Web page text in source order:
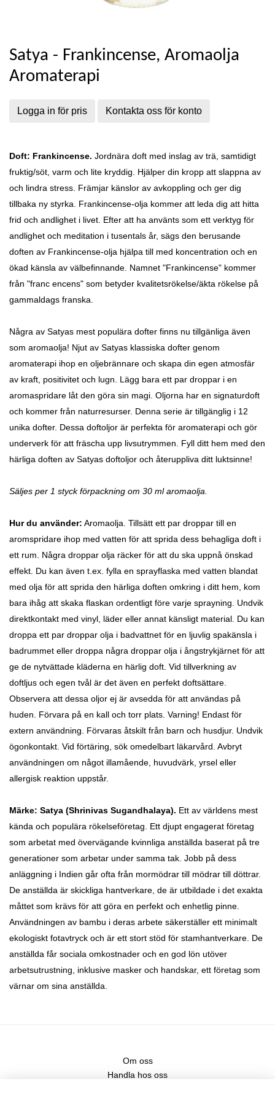
Satya - Frankincense, Aromaolja
Aromaterapi
Logga in för pris Kontakta oss för konto
Doft: Frankincense. Jordnära doft med inslag av trä, samtidigt
fruktig/söt, varm och lite kryddig. Hjälper din kropp att slappna av
och lindra stress. Främjar känslor av avkoppling och ger dig
tillbaka ny styrka. Frankincense-olja kommer att leda dig att hitta
frid och andlighet i livet. Efter att ha använts som ett verktyg för
andlighet och meditation i tusentals år, sägs den berusande
doften av Frankincense-olja hjälpa till med koncentration och en
ökad känsla av välbefinnande. Namnet "Frankincense" kommer
från "franc encens" som betyder kvalitetsrökelse/äkta rökelse på
gammaldags franska.
Några av Satyas mest populära dofter finns nu tillgänliga även
som aromaolja! Njut av Satyas klassiska dofter genom
aromaterapi ihop en oljebrännare och skapa din egen atmosfär
av kraft, positivitet och lugn. Lägg bara ett par droppar i en
aromaspridare låt den göra sin magi. Oljorna har en signaturdoft
och kommer från naturresurser. Denna serie är tillgänglig i 12
unika dofter. Dessa doftoljor är perfekta för aromaterapi och gör
underverk för att fräscha upp livsutrymmen. Fyll ditt hem med den
härliga doften av Satyas doftoljor och återuppliva ditt luktsinne!
Säljes per 1 styck förpackning om 30 ml aromaolja.
Hur du använder: Aromaolja. Tillsätt ett par droppar till en
aromspridare ihop med vatten för att sprida dess behagliga doft i
ett rum. Några droppar olja räcker för att du ska uppnå önskad
effekt. Du kan även t.ex. fylla en sprayflaska med vatten blandat
med olja för att sprida den härliga doften omkring i ditt hem, kom
bara ihåg att skaka flaskan ordentligt före varje sprayning. Undvik
direktkontakt med vinyl, läder eller annat känsligt material. Du kan
droppa ett par droppar olja i badvattnet för en ljuvlig spakänsla i
badrummet eller droppa några droppar olja i ångstrykjärnet för att
ge de nytvättade kläderna en härlig doft. Vid tillverkning av
doftljus och egen tvål är det även en perfekt doftsättare.
Observera att dessa oljor ej är avsedda för att användas på
huden. Förvara på en kall och torr plats. Varning! Endast för
extern användning. Förvaras åtskilt från barn och husdjur. Undvik
ögonkontakt. Vid förtäring, sök omedelbart läkarvård. Avbryt
användningen om något illamående, huvudvärk, yrsel eller
allergisk reaktion uppstår.
Märke: Satya (Shrinivas Sugandhalaya). Ett av världens mest
kända och populära rökelseföretag. Ett djupt engagerat företag
som arbetat med övervägande kvinnliga anställda baserat på tre
generationer som arbetar under samma tak. Jobb på dess
anläggning i Indien går ofta från mormödrar till mödrar till döttrar.
De anställda är skickliga hantverkare, de är utbildade i det exakta
måttet som krävs för att göra en perfekt och enhetlig pinne.
Användningen av bambu i deras arbete säkerställer ett minimalt
ekologiskt fotavtryck och är ett stort stöd för stamhantverkare. De
anställda får sociala omkostnader och en god lön utöver
arbetsutrustning, inklusive masker och handskar, ett företag som
värnar om sina anställda.
Om oss
Handla hos oss